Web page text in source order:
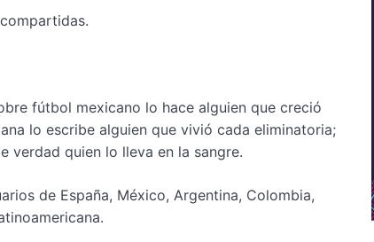
fútbol mexicano lo hace alguien que creció
lo escribe alguien que vivió cada eliminatoria;
verdad quien lo lleva en la sangre.
de España, México, Argentina, Colombia,